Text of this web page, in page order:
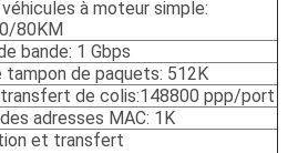
à moteur simple:
80KM
bande: 1 Gbps
tampon de paquets: 512K
de colis:148800 ppp/port
adresses MAC: 1K
et transfert